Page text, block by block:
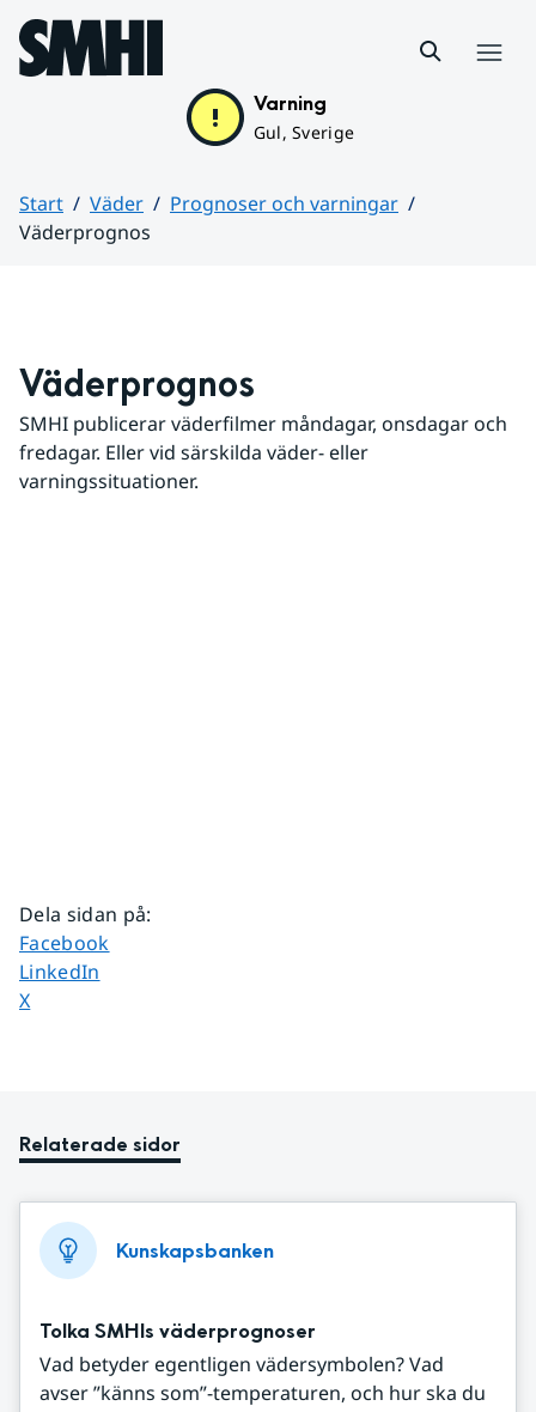
Hoppa till sidans innehåll
Varning
Gul, Sverige
Start Väder
Prognoser och varningar
Väderprognos
Väderprognos
SMHI publicerar väderfilmer måndagar, onsdagar och
fredagar. Eller vid särskilda väder- eller
varningssituationer.
Dela sidan på:
Dela sidan på
Facebook
Dela sidan på
LinkedIn
Dela sidan på
X
Relaterade sidor
Kunskapsbanken
Tolka SMHIs väderprognoser
Vad betyder egentligen vädersymbolen? Vad
avser ”känns som”-temperaturen, och hur ska du